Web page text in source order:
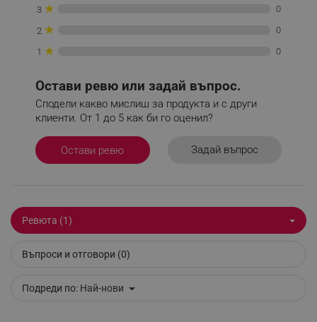
3 ★ 0
2 ★ 0
1 ★ 0
Остави ревю или задай въпрос.
Сподели какво мислиш за продукта и с други
клиенти. От 1 до 5 как би го оценил?
Остави ревю Задай въпрос
Ревюта (1)
Въпроси и отговори (0)
Подреди по: Най-нови
.alleop.bg
_sgf_npq
_sgf_rq